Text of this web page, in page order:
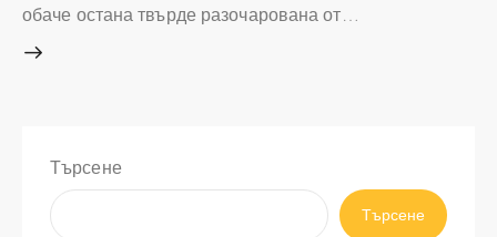
обаче остана твърде разочарована от…
Търсене
Търсене